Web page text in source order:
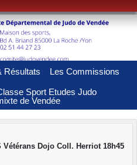
Résultats Les Commissions
Sport Etudes Judo
de Vendée
Vétérans Dojo Coll. Herriot 18h45